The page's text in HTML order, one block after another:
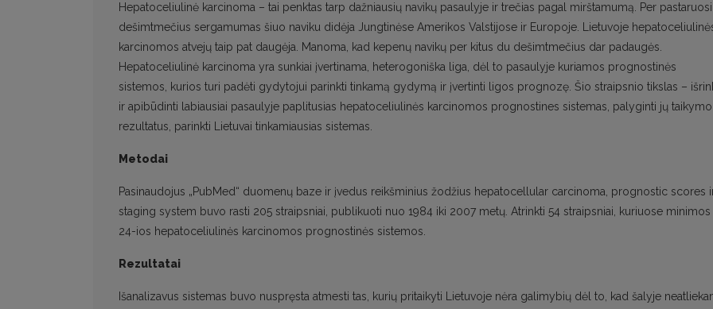
Hepatoceliulinė karcinoma – tai penktas tarp dažniausių navikų pasaulyje ir trečias pagal mirštamumą. Per
dešimtmečius sergamumas šiuo naviku didėja Jungtinėse Amerikos Valstijose ir Europoje. Lietuvoje
karcinomos atvejų taip pat daugėja. Manoma, kad kepenų navikų per kitus du dešimtmečius dar padaugės.
Hepatoceliulinė karcinoma yra sunkiai įvertinama, heterogoniška liga, dėl to pasaulyje kuriamos prognostinės
sistemos, kurios turi padėti gydytojui parinkti tinkamą gydymą ir įvertinti ligos prognozę. Šio straipsnio tikslas –
ir apibūdinti labiausiai pasaulyje paplitusias hepatoceliulinės karcinomos prognostines sistemas, palyginti jų taikymo
rezultatus, parinkti Lietuvai tinkamiausias sistemas.
Metodai
Pasinaudojus „PubMed“ duomenų baze ir įvedus reikšminius žodžius hepatocellular carcinoma, prognostic scores
staging system buvo rasti 205 straipsniai, publikuoti nuo 1984 iki 2007 metų. Atrinkti 54 straipsniai, kuriuose minimos
24-ios hepatoceliulinės karcinomos prognostinės sistemos.
Rezultatai
Išanalizavus sistemas buvo nuspręsta atmesti tas, kurių pritaikyti Lietuvoje nėra galimybių dėl to, kad šalyje